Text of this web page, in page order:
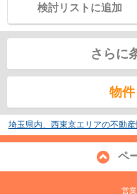
検討リストに追加
さらに
物
埼玉県内、西東京エリアの不動
ペ
営